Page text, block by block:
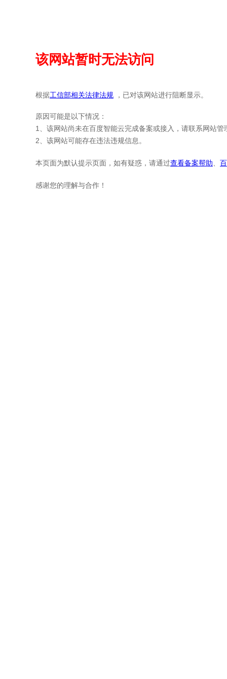
该网站暂时无法访问
根据工信部相关法律法规 ，已对该网站进行阻断显示。
原因可能是以下情况：
1、该网站尚未在百度智能云完成备案或接入，请联系网站管
2、该网站可能存在违法违规信息。
本页面为默认提示页面，如有疑惑，请通过查看备案帮助
感谢您的理解与合作！